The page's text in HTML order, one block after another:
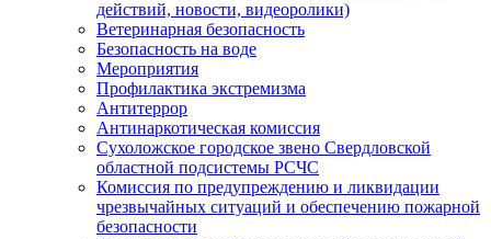
действий, новости, видеоролики)
Ветеринарная безопасность
Безопасность на воде
Мероприятия
Профилактика экстремизма
Антитеррор
Антинаркотическая комиссия
Сухоложское городское звено Свердловской
областной подсистемы РСЧС
Комиссия по предупреждению и ликвидации
чрезвычайных ситуаций и обеспечению пожарной
безопасности